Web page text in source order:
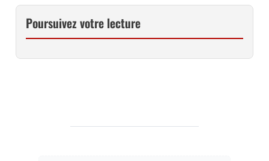
Poursuivez votre lecture